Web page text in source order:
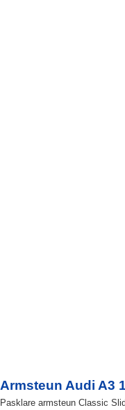
Armsteun Audi A3
Pasklare armsteun Classic